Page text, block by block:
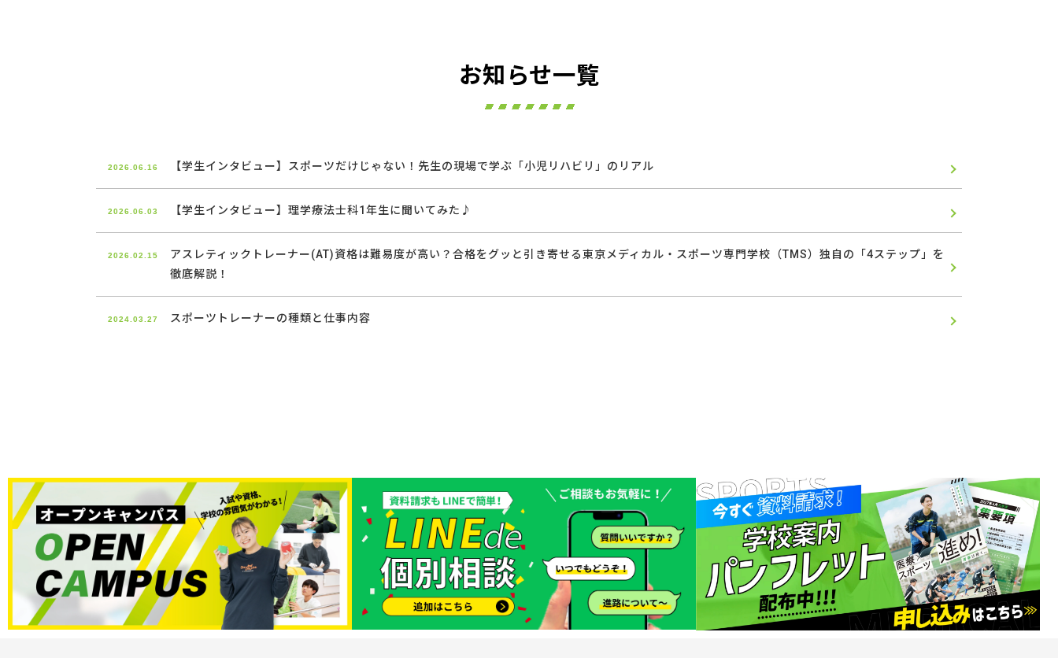
お知らせ一覧
2026.06.16 【学生インタビュー】スポーツだけじゃない！先生の現場で学ぶ「小児リハビリ」のリアル
2026.06.03 【学生インタビュー】理学療法士科1年生に聞いてみた♪
2026.02.15
アスレティックトレーナー(AT)資格は難易度が高い？合格をグッと引き寄せる東京メディカル・スポーツ専門学校（TMS）独自の「4ステップ」を
徹底解説！
2024.03.27 スポーツトレーナーの種類と仕事内容